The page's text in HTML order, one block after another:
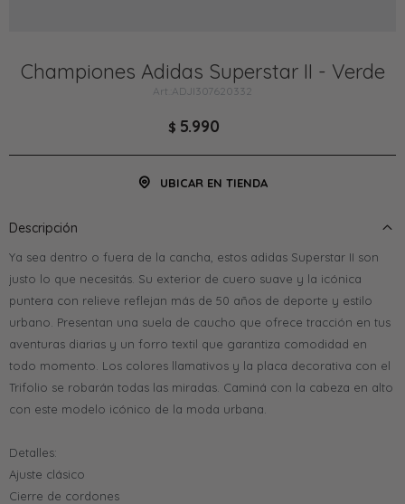
Championes Adidas Superstar II - Verde
ADJI307620332
$ 5.990
UBICAR EN TIENDA
Descripción
Ya sea dentro o fuera de la cancha, estos adidas Superstar II son
justo lo que necesitás. Su exterior de cuero suave y la icónica
puntera con relieve reflejan más de 50 años de deporte y estilo
urbano. Presentan una suela de caucho que ofrece tracción en tus
aventuras diarias y un forro textil que garantiza comodidad en
todo momento. Los colores llamativos y la placa decorativa con el
Trifolio se robarán todas las miradas. Caminá con la cabeza en alto
con este modelo icónico de la moda urbana.
Detalles:
Ajuste clásico
Cierre de cordones